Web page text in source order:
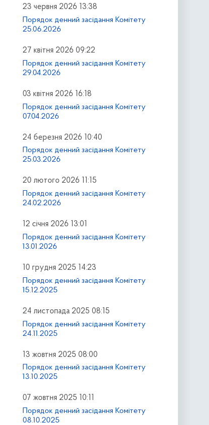
23 червня 2026 13:38
Порядок денний засідання Комітету
25.06.2026
27 квітня 2026 09:22
Порядок денний засідання Комітету
29.04.2026
03 квітня 2026 16:18
Порядок денний засідання Комітету
07.04.2026
24 березня 2026 10:40
Порядок денний засідання Комітету
25.03.2026
20 лютого 2026 11:15
Порядок денний засідання Комітету
24.02.2026
12 січня 2026 13:01
Порядок денний засідання Комітету
13.01.2026
10 грудня 2025 14:23
Порядок денний засідання Комітету
15.12.2025
24 листопада 2025 08:15
Порядок денний засідання Комітету
24.11.2025
13 жовтня 2025 08:00
Порядок денний засідання Комітету
13.10.2025
07 жовтня 2025 10:11
Порядок денний засідання Комітету
08.10.2025